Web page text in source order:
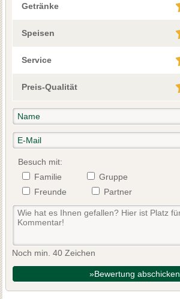
Getränke
Speisen
Service
Preis-Qualität
Besuch mit:
Familie
Gruppe
Freunde
Partner
Noch min. 40 Zeichen
»Bewertung abschicken